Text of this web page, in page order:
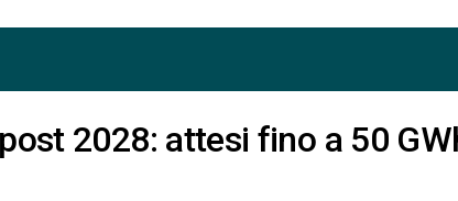
2028: attesi fino a 50